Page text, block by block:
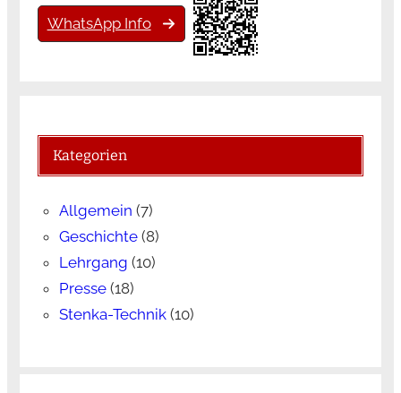
WhatsApp Info
Kategorien
Allgemein (7)
Geschichte(8)
Lehrgang (10)
Presse(18)
Stenka-Technik(10)